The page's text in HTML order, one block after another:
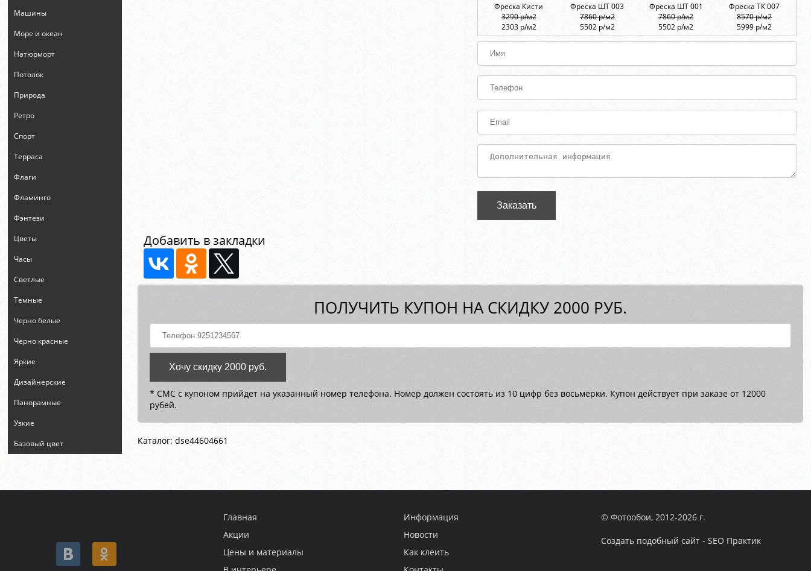
Машины
Море и океан
Натюрморт
Потолок
Природа
Ретро
Спорт
Терраса
Флаги
Фламинго
Фэнтези
Цветы
Часы
Светлые
Темные
Черно белые
Черно красные
Яркие
Дизайнерские
Панорамные
Узкие
Базовый цвет
Фреска Кисти
3290 р/м2
2303 р/м2
Фреска ШТ 003
7860 р/м2
5502 р/м2
Фреска ШТ 001
7860 р/м2
5502 р/м2
Фреска ТК 007
8570 р/м2
5999 р/м2
Заказать
Добавить в закладки
ПОЛУЧИТЬ КУПОН НА СКИДКУ 2000 РУБ.
Хочу скидку 2000 руб.
* СМС с купоном прийдет на указанный номер телефона. Номер должен состоять из 10 цифр без восьмерки. Купон действует при заказе от 12000
рубей.
Каталог: dse44604661
Главная
Акции
Цены и материалы
Информация
Новости
Как клеить
© Фотообои, 2012-2026 г.
Создать подобный сайт - SEO Практик